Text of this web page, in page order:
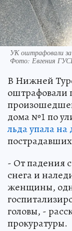
УК оштрафовали за
Фото: Евгения
В Нижней
оштрафовали
дома №1 по
льда упала
- От падения
снега и
женщины,
головы, -
прокуратуры.